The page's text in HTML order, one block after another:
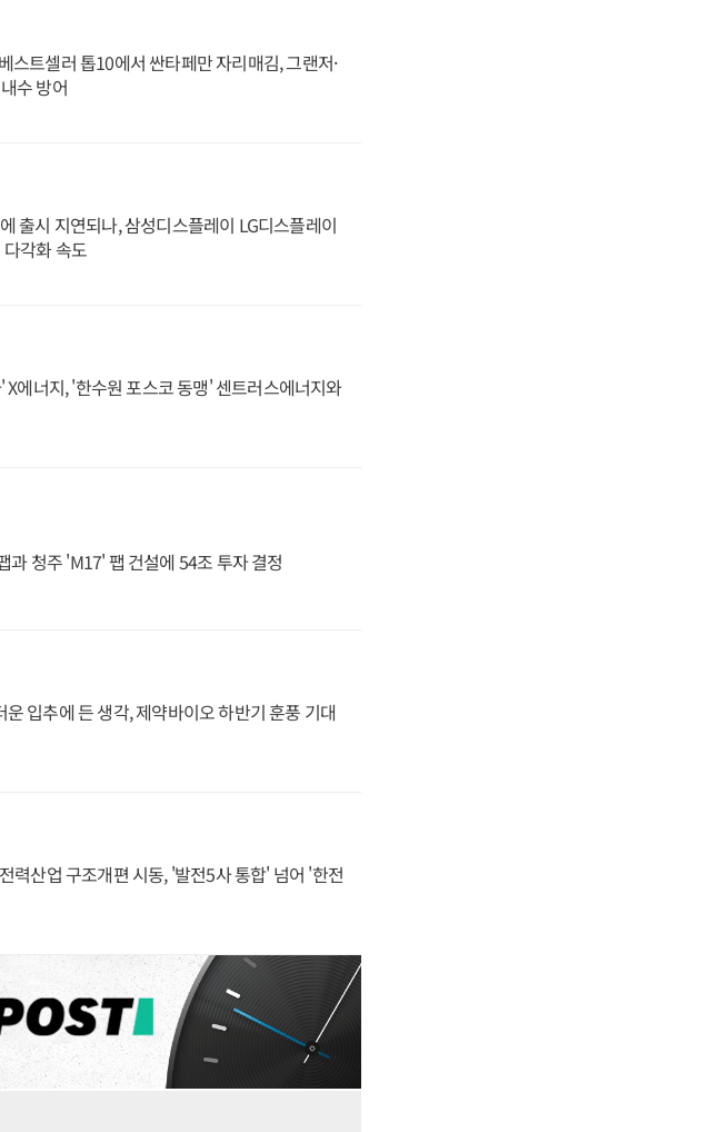
스트셀러 톱10에서 싼타페만 자리매김, 그랜저·
수 방어
출시 지연되나, 삼성디스플레이 LG디스플레이
각화 속도
X에너지, '한수원 포스코 동맹' 센트러스에너지와
과 청주 'M17' 팹 건설에 54조 투자 결정
입추에 든 생각, 제약바이오 하반기 훈풍 기대
력산업 구조개편 시동, '발전5사 통합' 넘어 '한전